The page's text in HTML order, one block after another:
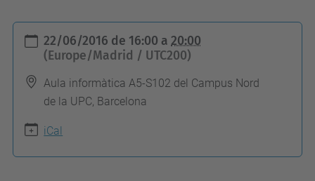
/
22/06/2016 de 16:00 a20:00
(Europe/Madrid / UTC200)
Aula informàtica A5-S102 del Campus Nord
de la UPC, Barcelona
iCal